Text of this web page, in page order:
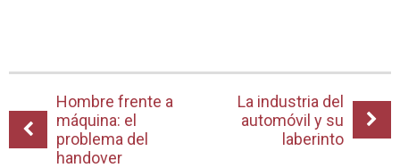
Hombre frente a
máquina: el
problema del
handover
La industria del
automóvil y su
laberinto